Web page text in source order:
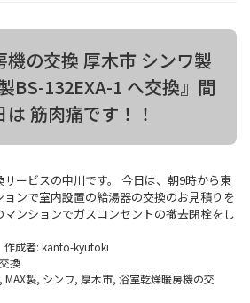
機の交換 厚木市 シンワ製
BS-132EXA-1 へ交換』間
筋肉痛です！！
ービスの中川です。 今日は、朝9時から東
ンで室内設置の給湯器の交換のお見積りを
ンションでガスコンセントの撤去閉栓をし
作成者: kanto-kyutoki
換
, MAX製, シンワ, 厚木市, 浴室乾燥暖房機の交